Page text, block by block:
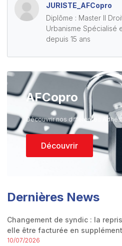
JURISTE_AFCopro
Diplôme : Master II
Urbanisme
depuis 15 ans
AFCopro
Découvrir nos différentes
Découvrir
Dernières News
Changement de syndic : la
elle être facturée en
10/07/2026